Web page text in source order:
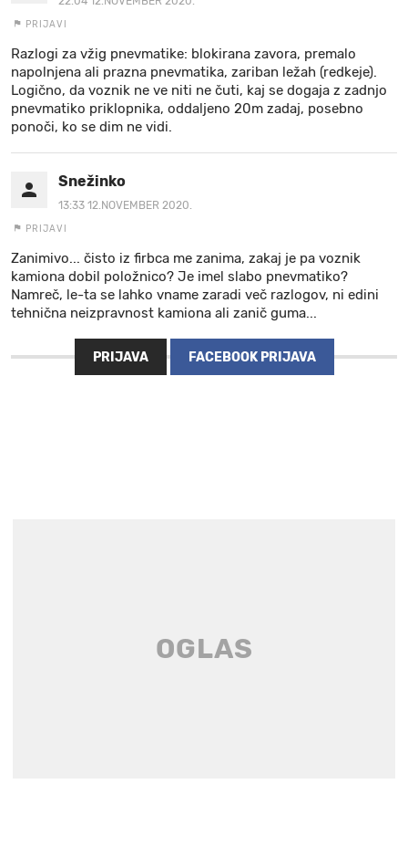
PRIJAVI
Razlogi za vžig pnevmatike: blokirana zavora, premalo
napolnjena ali prazna pnevmatika, zariban ležah (redkeje).
Logično, da voznik ne ve niti ne čuti, kaj se dogaja z zadnjo
pnevmatiko priklopnika, oddaljeno 20m zadaj, posebno
ponoči, ko se dim ne vidi.
Snežinko
13:33 12.NOVEMBER 2020.
PRIJAVI
Zanimivo... čisto iz firbca me zanima, zakaj je pa voznik
kamiona dobil položnico? Je imel slabo pnevmatiko?
Namreč, le-ta se lahko vname zaradi več razlogov, ni edini
tehnična neizpravnost kamiona ali zanič guma...
PRIJAVA FACEBOOK PRIJAVA